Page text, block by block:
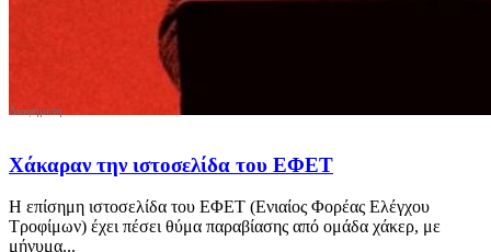
Χάκαραν την ιστοσελίδα του ΕΦΕΤ
Η επίσημη ιστοσελίδα του ΕΦΕΤ (Ενιαίος Φορέας Ελέγχου
Τροφίμων) έχει πέσει θύμα παραβίασης από ομάδα χάκερ, με
μήνυμα...